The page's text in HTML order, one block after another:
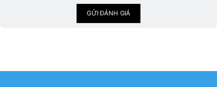
GỬI ĐÁNH GIÁ